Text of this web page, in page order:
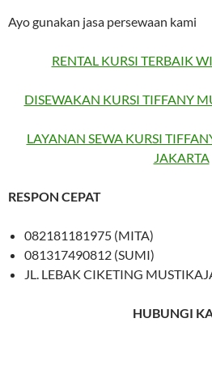
Ayo gunakan jasa persewaan kami
RENTAL KURSI TERBAIK
DISEWAKAN KURSI TIFFANY
LAYANAN SEWA KURSI
JAKARTA
RESPON CEPAT
082181181975 (MITA)
081317490812 (SUMI)
JL. LEBAK CIKETING
HUBUNGI